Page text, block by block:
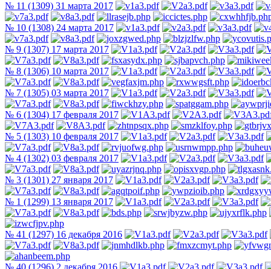
№ 11 (1309) 31 марта 2017
№ 10 (1308) 24 марта 2017
№ 9 (1307) 17 марта 2017
№ 8 (1306) 10 марта 2017
№ 7 (1305) 03 марта 2017
№ 6 (1304) 17 февраля 2017
№ 5 (1303) 10 февраля 2017
№ 4 (1302) 03 февраля 2017
№ 3 (1301) 27 января 2017
№ 1 (1299) 13 января 2017
№ 41 (1297) 16 декабря 2016
№ 40 (1296) 2 декабря 2016